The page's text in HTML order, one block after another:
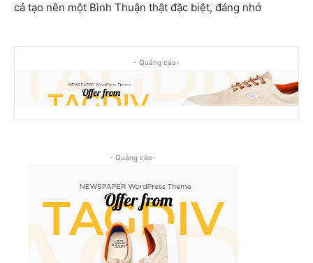
cả tạo nên một Bình Thuận thật đặc biệt, đáng nhớ
- Quảng cáo-
- Quảng cáo-